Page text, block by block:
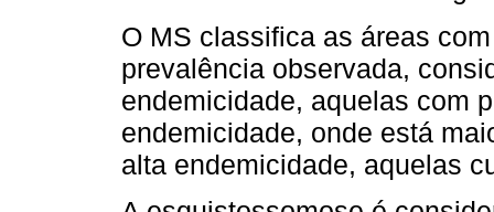
O MS classifica as áreas
prevalência observada,
endemicidade, aquelas com
endemicidade, onde está
alta endemicidade, aquelas